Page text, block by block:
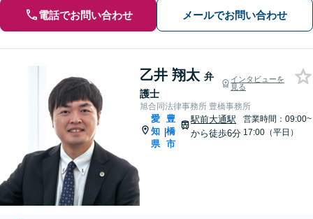
電話でお問い合わせ メールでお問い合わせ
乙井 翔太 弁
護士
インタビューを
見る
旭合同法律事務所 豊橋事務所
愛
知
県
|
豊
橋
市
駅前大通駅
から徒歩6分
営業時間：09:00~
17:00（平日）